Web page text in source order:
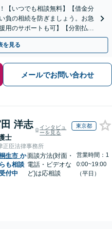
【いつでも相談無料】【借金分
負の相続を防ぎましょう。お急
用のサポートも可】【分割払い
を見る
メールでお問い合わせ
洋志
士
インタビュ
ーを見る
東京都
正臣法律事務所
生市 か
らも相談
付中
面談方法(対面・
電話・ビデオな
ど)は応相談
営業時間：1
0:00~19:00
（平日）